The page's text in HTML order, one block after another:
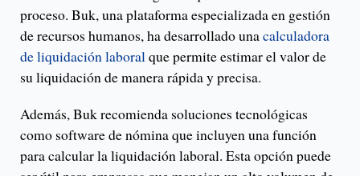
proceso. Buk, una plataforma especializada en gestión
de recursos humanos, ha desarrollado unacalculadora
de liquidación laboralque permite estimar el valor de
su liquidación de manera rápida y precisa.
Además, Buk recomienda soluciones tecnológicas
como software de nómina que incluyen una función
para calcular la liquidación laboral. Esta opción puede